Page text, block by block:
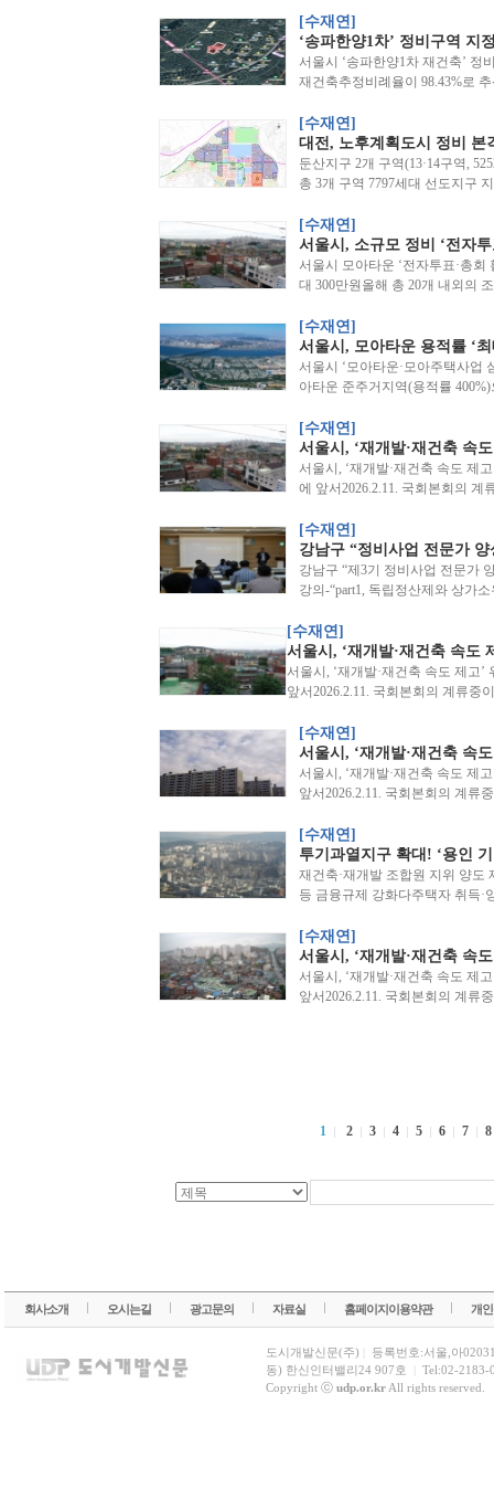
[수재연]
‘송파한양1차’ 정비구역 지
서울시 ‘송파한양1차 재건축’ 정
재건축추정비례율이 98.43%로
[수재연]
대전, 노후계획도시 정비
둔산지구 2개 구역(13·14구역,
총 3개 구역 7797세대 선도지구
[수재연]
서울시, 소규모 정비 ‘전자
서울시 모아타운 ‘전자투표·총
대 300만원올해 총 20개 내외의
[수재연]
서울시, 모아타운 용적률 ‘
서울시 ‘모아타운·모아주택사업
아타운 준주거지역(용적률
[수재연]
서울시, ‘재개발·재건축 속
서울시, ‘재개발·재건축 속도 제
에 앞서2026.2.11. 국회본회의
[수재연]
강남구 “정비사업 전문가
강남구 “제3기 정비사업 전문가
강의-“part1, 독립정산제와 상가
[수재연]
서울시, ‘재개발·재건축 속도
서울시, ‘재개발·재건축 속도 제고
앞서2026.2.11. 국회본회의 계류중
[수재연]
서울시, ‘재개발·재건축 속
서울시, ‘재개발·재건축 속도 제
앞서2026.2.11. 국회본회의 계류
[수재연]
투기과열지구 확대! ‘용인
재건축·재개발 조합원 지위 양도
등 금융규제 강화다주택자 취득
[수재연]
서울시, ‘재개발·재건축 속
서울시, ‘재개발·재건축 속도 제
앞서2026.2.11. 국회본회의 계류
1 2 3 4 5 6 7 8
회사소개 오시는길 광고문의 자료실 홈페이지이용약관 개
도시개발신문(주)
등록번호:서울,아
동) 한신인터밸리24 907호
Tel:02-2183-
Copyright ⓒ udp.or.krAll rights reserved.